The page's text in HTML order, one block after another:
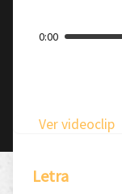
0:00
Ver videoclip
Letra